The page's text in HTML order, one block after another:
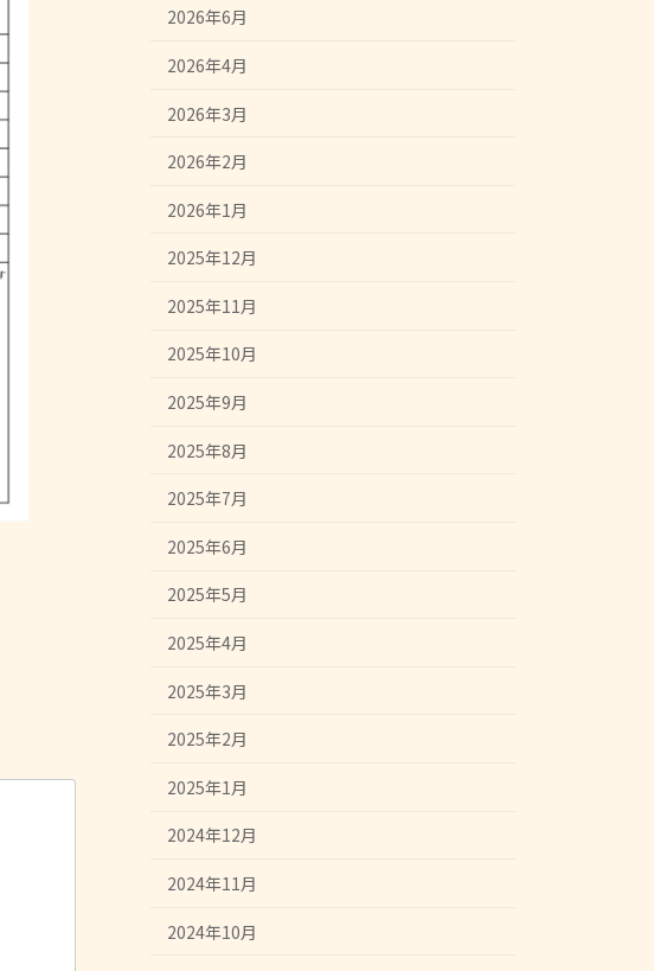
2026年6月
2026年4月
2026年3月
2026年2月
2026年1月
2025年12月
2025年11月
2025年10月
2025年9月
2025年8月
2025年7月
2025年6月
2025年5月
2025年4月
2025年3月
2025年2月
2025年1月
2024年12月
2024年11月
2024年10月